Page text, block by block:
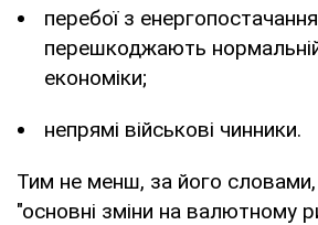
перебої з
перешкоджають
економіки;
непрямі військові чинники.
Тим не менш, за його словами,
"основні зміни на валютному